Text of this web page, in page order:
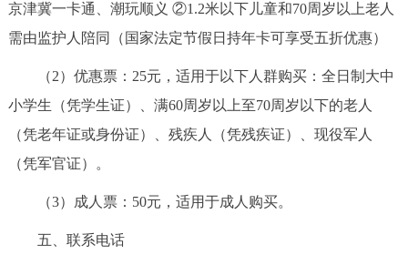
京津冀一卡通、潮玩顺义 ②1.2米以下儿童和70周岁以上老人
需由监护人陪同（国家法定节假日持年卡可享受五折优惠）
（2）优惠票：25元，适用于以下人群购买：全日制大中
小学生（凭学生证）、满60周岁以上至70周岁以下的老人
（凭老年证或身份证）、残疾人（凭残疾证）、现役军人
（凭军官证）。
（3）成人票：50元，适用于成人购买。
五、联系电话